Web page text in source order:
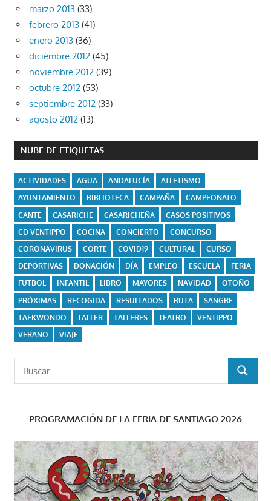
marzo 2013 (33)
febrero 2013 (41)
enero 2013 (36)
diciembre 2012 (45)
noviembre 2012 (39)
octubre 2012 (53)
septiembre 2012 (33)
agosto 2012 (13)
NUBE DE ETIQUETAS
ACTIVIDADES AGUA ANDALUCÍA
ATLETISMO
AYUNTAMIENTO
BIBLIOTECA CAMPAÑA
CAMPEONATO
CANTE
CASARICHE CASARICHEÑA
CASOS POSITIVOS
CD VENTIPPO
COCINA CONCIERTO
CONCURSO
CORONAVIRUS
CORTE COVID19 CULTURAL
CURSO
DEPORTIVAS
DONACIÓN DÍA EMPLEO ESCUELA
FERIA
FUTBOL
INFANTIL LIBRO MAYORES NAVIDAD
OTOÑO
PRÓXIMAS
RECOGIDA RESULTADOS RUTA
SANGRE
TAEKWONDO
TALLER TALLERES TEATRO
VENTIPPO
VERANO
VIAJE
BUSCAR
PROGRAMACIÓN DE LA FERIA DE SANTIAGO 2026